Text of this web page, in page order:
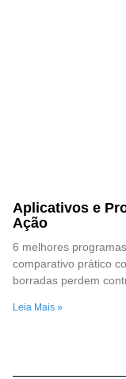
Aplicativos e
Ação
6 melhores
comparativo prático
borradas perdem
Leia Mais »